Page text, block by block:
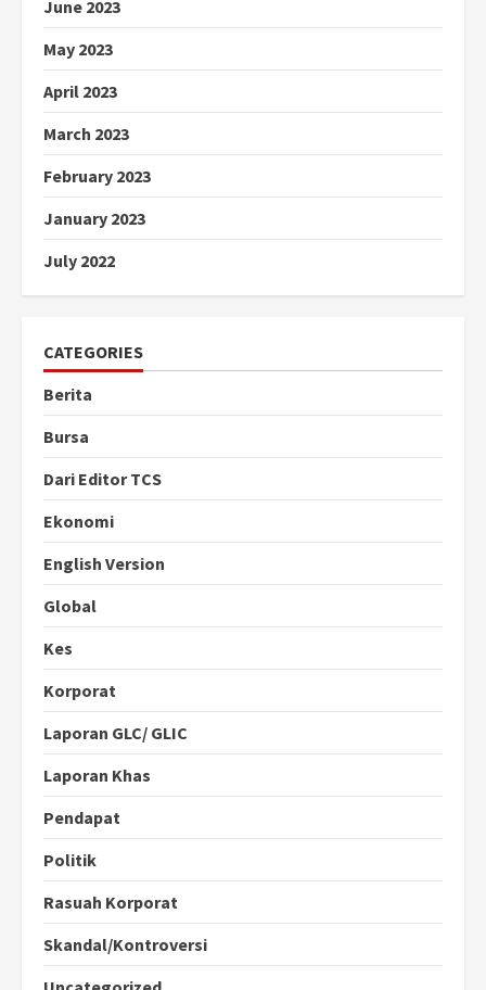
June 2023
May 2023
April 2023
March 2023
February 2023
January 2023
July 2022
CATEGORIES
Berita
Bursa
Dari Editor TCS
Ekonomi
English Version
Global
Kes
Korporat
Laporan GLC/ GLIC
Laporan Khas
Pendapat
Politik
Rasuah Korporat
Skandal/Kontroversi